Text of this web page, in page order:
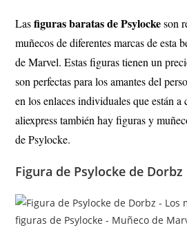
Lasfiguras baratas de Psylockeson
muñecos de diferentes marcas de esta
de Marvel. Estas figuras tienen un
son perfectas para los amantes del
en los enlaces individuales que están
aliexpress también hay figuras y
de Psylocke.
Figura de Psylocke de Dorbz